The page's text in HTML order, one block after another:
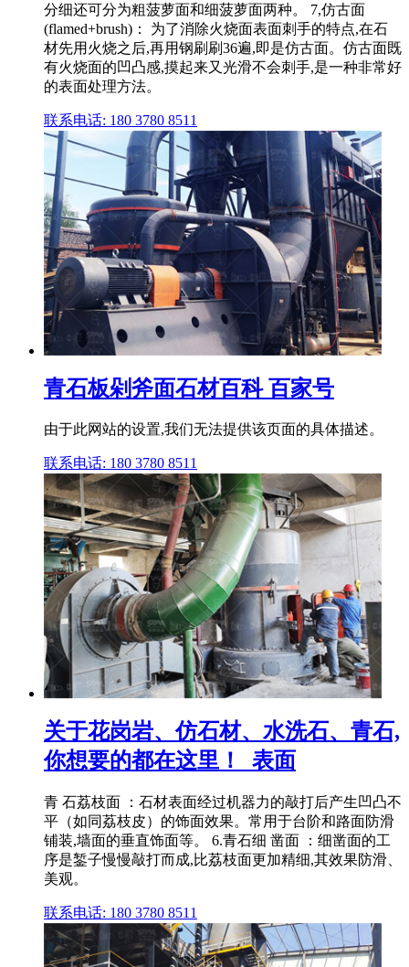
分细还可分为粗菠萝面和细菠萝面两种。 7,仿古面
(flamed+brush)： 为了消除火烧面表面刺手的特点,在石
材先用火烧之后,再用钢刷刷36遍,即是仿古面。仿古面既
有火烧面的凹凸感,摸起来又光滑不会刺手,是一种非常好
的表面处理方法。
联系电话: 180 3780 8511
青石板剁斧面石材百科 百家号
由于此网站的设置,我们无法提供该页面的具体描述。
联系电话: 180 3780 8511
关于花岗岩、仿石材、水洗石、青石,
你想要的都在这里！_表面
青 石荔枝面 ：石材表面经过机器力的敲打后产生凹凸不
平（如同荔枝皮）的饰面效果。常用于台阶和路面防滑
铺装,墙面的垂直饰面等。 6.青石细 凿面 ：细凿面的工
序是錾子慢慢敲打而成,比荔枝面更加精细,其效果防滑、
美观。
联系电话: 180 3780 8511